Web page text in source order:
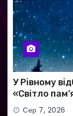
У Рівному
«Світло
Захисників
Сер 7, 2026